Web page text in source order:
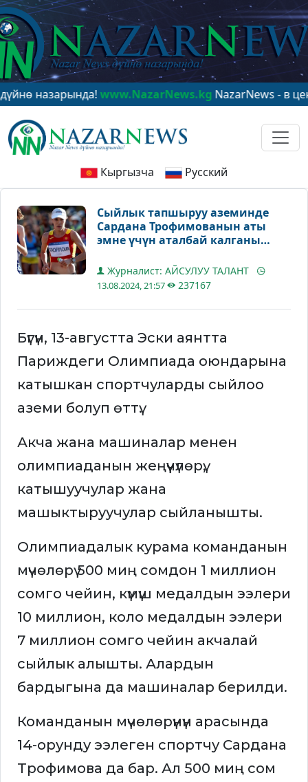
www.NazarNews.kgNazarNews - в центре
Кыргызча Русский
Сыйлык тапшыруу аземинде
Сардана Трофимованын аты
эмне үчүн аталбай калганы
Журналист: АЙСУЛУУ ТАЛАНТ
13.08.2024, 21:57 237167
Бүгүн, 13-августта Эски аянтта
Париждеги Олимпиада оюндарына
катышкан спортчуларды сыйлоо
аземи болуп өттү.
Акча жана машиналар менен
олимпиаданын жеңүүчүлөрү,
катышуучулар жана
машыктыруучулар сыйланышты.
Олимпиадалык курама команданын
мүчөлөрү 500 миң сомдон 1 миллион
сомго чейин, күмүш медалдын ээлери
10 миллион, коло медалдын ээлери
7 миллион сомго чейин акчалай
сыйлык алышты. Алардын
бардыгына да машиналар берилди.
Команданын мүчөлөрүнүн арасында
14-орунду ээлеген спортчу Сардана
Трофимова да бар. Ал 500 миң сом